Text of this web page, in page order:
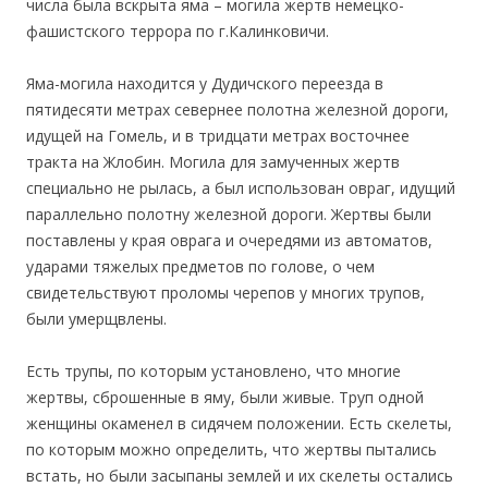
числа была вскрыта яма – могила жертв немецко-
фашистского террора по г.Калинковичи.
Яма-могила находится у Дудичского переезда в
пятидесяти метрах севернее полотна железной дороги,
идущей на Гомель, и в тридцати метрах восточнее
тракта на Жлобин. Могила для замученных жертв
специально не рылась, а был использован овраг, идущий
параллельно полотну железной дороги. Жертвы были
поставлены у края оврага и очередями из автоматов,
ударами тяжелых предметов по голове, о чем
свидетельствуют проломы черепов у многих трупов,
были умерщвлены.
Есть трупы, по которым установлено, что многие
жертвы, сброшенные в яму, были живые. Труп одной
женщины окаменел в сидячем положении. Есть скелеты,
по которым можно определить, что жертвы пытались
встать, но были засыпаны землей и их скелеты остались